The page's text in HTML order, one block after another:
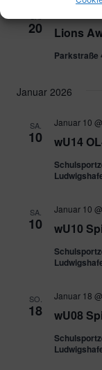
20 Lions
Parkstraße
Januar 2026
SA.
10 wU14
Januar 10
SA.
10 wU10
Januar 10
SO.
18 wU08
Januar 18